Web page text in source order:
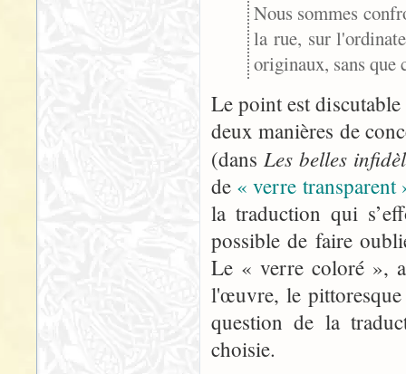
Nous sommes
la rue, sur
originaux, sans que
Le point est
deux manières de
(dans Les belles
de « verre transparent
la traduction qui
possible de faire
Le « verre coloré »,
l'œuvre, le pittoresque
question de la
choisie.